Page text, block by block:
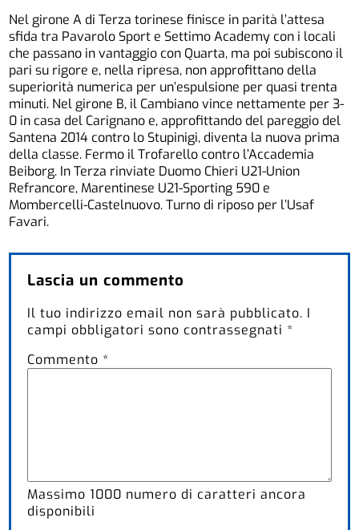
Nel girone A di Terza torinese finisce in parità l’attesa
sfida tra Pavarolo Sport e Settimo Academy con i locali
che passano in vantaggio con Quarta, ma poi subiscono il
pari su rigore e, nella ripresa, non approfittano della
superiorità numerica per un’espulsione per quasi trenta
minuti. Nel girone B, il Cambiano vince nettamente per 3-
0 in casa del Carignano e, approfittando del pareggio del
Santena 2014 contro lo Stupinigi, diventa la nuova prima
della classe. Fermo il Trofarello contro l’Accademia
Beiborg. In Terza rinviate Duomo Chieri U21-Union
Refrancore, Marentinese U21-Sporting 590 e
Mombercelli-Castelnuovo. Turno di riposo per l’Usaf
Favari.
Lascia un commento
Il tuo indirizzo email non sarà pubblicato. I
campi obbligatori sono contrassegnati *
Commento *
Massimo1000 numero di caratteri ancora
disponibili